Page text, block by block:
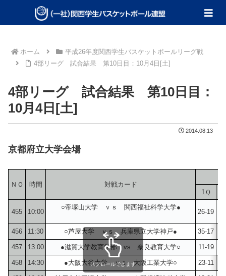
ホーム
平成26年度関西学生バスケットボールリーグ戦
4部リーグ 試合結果 第10日目：10月4日[土]
4部リーグ 試合結果 第10日目：
10月4日[土]
2014.08.13
京都府立大学会場
ＮＯ 時間
対戦カード
1Ｑ
455 10:00
○帝塚山大学 ｖｓ 関西福祉科学大学●
26-19
456 11:30 ○芦屋大学 ｖｓ 兵庫県立大学神戸● 35-17
457 13:00 ●滋賀大学教育学部 vs 奈良教育大学○ 11-19
458 14:30 ●大阪大谷大学 ｖｓ 大阪工業大学○ 23-11
スクロールできます